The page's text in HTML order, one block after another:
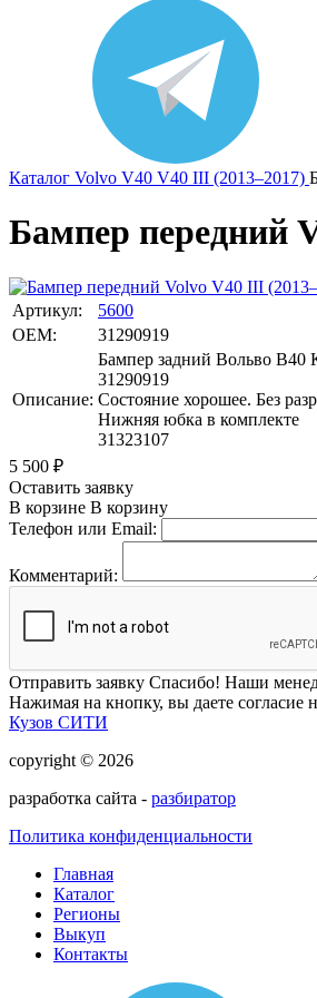
Каталог Volvo V40 V40 III (2013–2017)
Бампер передний
Артикул:
5600
OEM:
31290919
Описание:
Бампер задний Вольво В40
31290919
Состояние хорошее. Без
Нижняя юбка в комплекте
31323107
5 500 ₽
Оставить заявку
В корзине В корзину
Телефон или Email:
Комментарий:
Отправить заявку Спасибо! Наши
Нажимая на кнопку, вы даете согласие
Кузов СИТИ
copyright © 2026
разработка сайта - разбиратор
Политика конфиденциальности
Главная
Каталог
Регионы
Выкуп
Контакты